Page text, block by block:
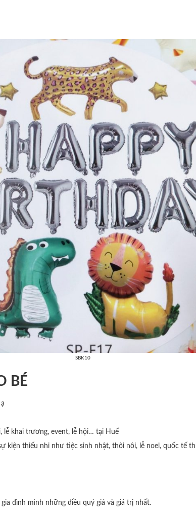
SBK10
BÉ
lễ khai trương, event, lễ hội… tại Huế
kiện thiếu nhi như tiệc sinh nhật, thôi nôi, lễ noel, quốc tế
đình mình những điều quý giá và giá trị nhất.